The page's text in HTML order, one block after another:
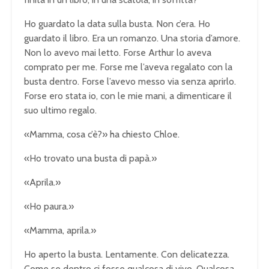
Ho guardato la data sulla busta. Non c’era. Ho
guardato il libro. Era un romanzo. Una storia d’amore.
Non lo avevo mai letto. Forse Arthur lo aveva
comprato per me. Forse me l’aveva regalato con la
busta dentro. Forse l’avevo messo via senza aprirlo.
Forse ero stata io, con le mie mani, a dimenticare il
suo ultimo regalo.
«Mamma, cosa c’è?» ha chiesto Chloe.
«Ho trovato una busta di papà.»
«Aprila.»
«Ho paura.»
«Mamma, aprila.»
Ho aperto la busta. Lentamente. Con delicatezza.